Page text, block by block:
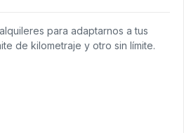
para adaptarnos a tus
de kilometraje y otro sin límite.